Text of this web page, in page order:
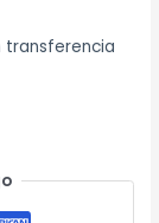
transferencia